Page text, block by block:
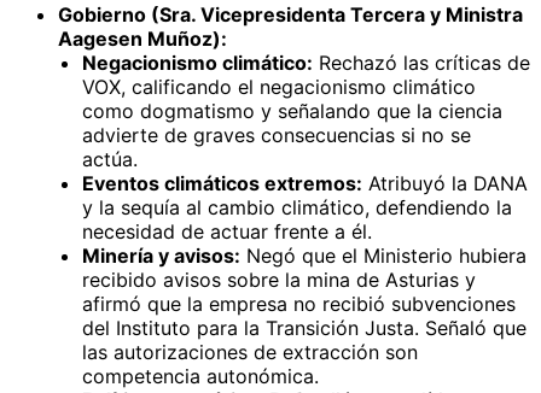
Gobierno (Sra. Vicepresidenta Tercera y Ministra
Aagesen Muñoz):
Negacionismo climático: Rechazó las críticas de
VOX, calificando el negacionismo climático
como dogmatismo y señalando que la ciencia
advierte de graves consecuencias si no se
actúa.
Eventos climáticos extremos: Atribuyó la DANA
y la sequía al cambio climático, defendiendo la
necesidad de actuar frente a él.
Minería y avisos: Negó que el Ministerio hubiera
recibido avisos sobre la mina de Asturias y
afirmó que la empresa no recibió subvenciones
del Instituto para la Transición Justa. Señaló que
las autorizaciones de extracción son
competencia autonómica.